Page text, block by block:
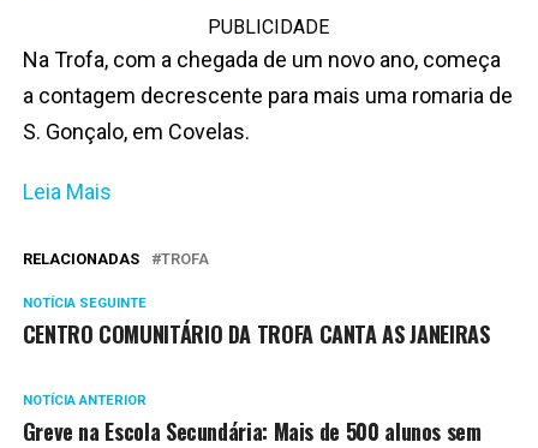
PUBLICIDADE
Na Trofa, com a chegada de um novo ano, começa
a contagem decrescente para mais uma romaria de
S. Gonçalo, em Covelas.
Leia Mais
RELACIONADAS TROFA
NOTÍCIA SEGUINTE
CENTRO COMUNITÁRIO DA TROFA CANTA AS JANEIRAS
NOTÍCIA ANTERIOR
Greve na Escola Secundária: Mais de 500 alunos sem